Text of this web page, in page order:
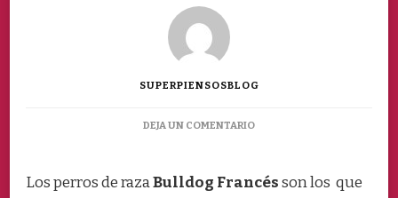
SUPERPIENSOSBLOG
DEJA UN COMENTARIOEN
EN
Los perros de razaBulldog Francésson los que